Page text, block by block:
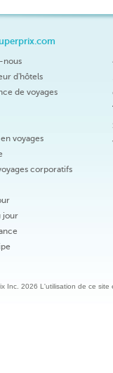
nous
d'hôtels
de voyages
voyages
corporatifs
jour
Inc. 2026 L'utilisation de ce